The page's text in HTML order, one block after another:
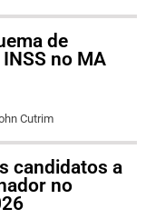
de
no MA
Cutrim
candidatos a
no